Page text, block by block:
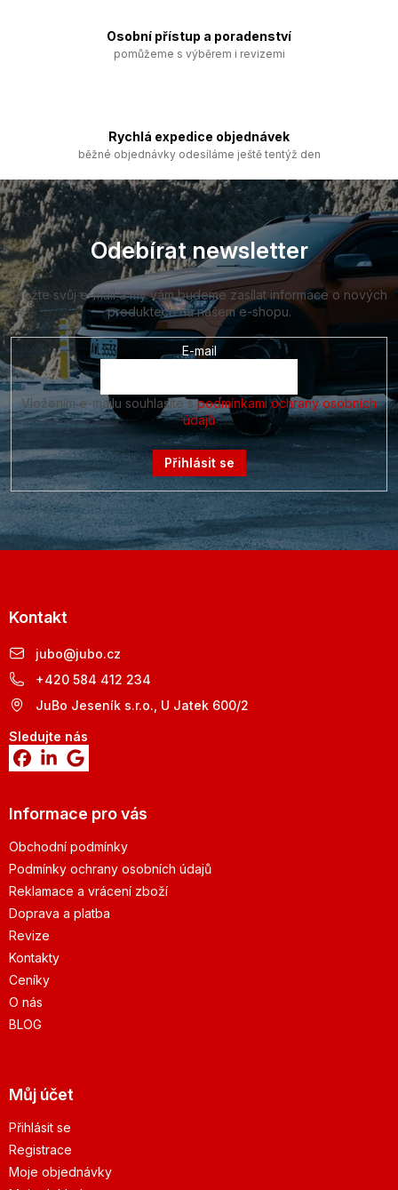
ý
p
Osobní přístup a poradenství
pomůžeme s výběrem i revizemi
Rychlá expedice objednávek
běžné objednávky odesíláme ještě tentýž den
Z
á
p
a
t
í
Odebírat newsletter
Vložte svůj e-mail a my vám budeme zasílat informace o nových
produktech na našem e-shopu.
E-mail
Vložením e-mailu souhlasíte spodmínkami ochrany osobních
údajů
Přihlásit se
Kontakt
jubo@jubo.cz
+420 584 412 234
JuBo Jeseník s.r.o., U Jatek 600/2
Sledujte nás
Informace pro vás
Obchodní podmínky
Podmínky ochrany osobních údajů
Reklamace a vrácení zboží
Doprava a platba
Revize
Kontakty
Ceníky
O nás
BLOG
Můj účet
Přihlásit se
Registrace
Moje objednávky